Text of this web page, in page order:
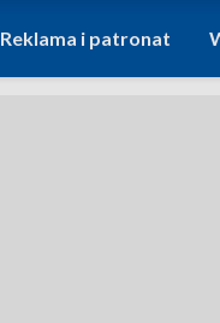
Reklama i patronat